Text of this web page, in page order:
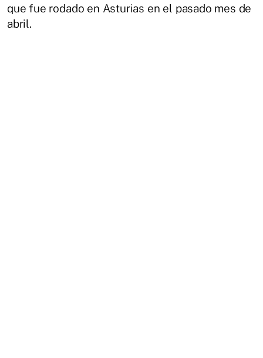
que fue rodado en Asturias en el pasado mes de
abril.